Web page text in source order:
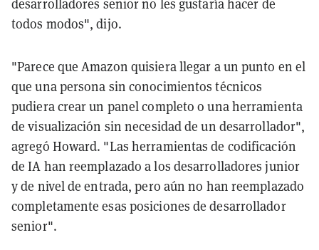
desarrolladores senior no les gustaría hacer de
todos modos", dijo.
"Parece que Amazon quisiera llegar a un punto en el
que una persona sin conocimientos técnicos
pudiera crear un panel completo o una herramienta
de visualización sin necesidad de un desarrollador",
agregó Howard. "Las herramientas de codificación
de IA han reemplazado a los desarrolladores junior
y de nivel de entrada, pero aún no han reemplazado
completamente esas posiciones de desarrollador
senior".